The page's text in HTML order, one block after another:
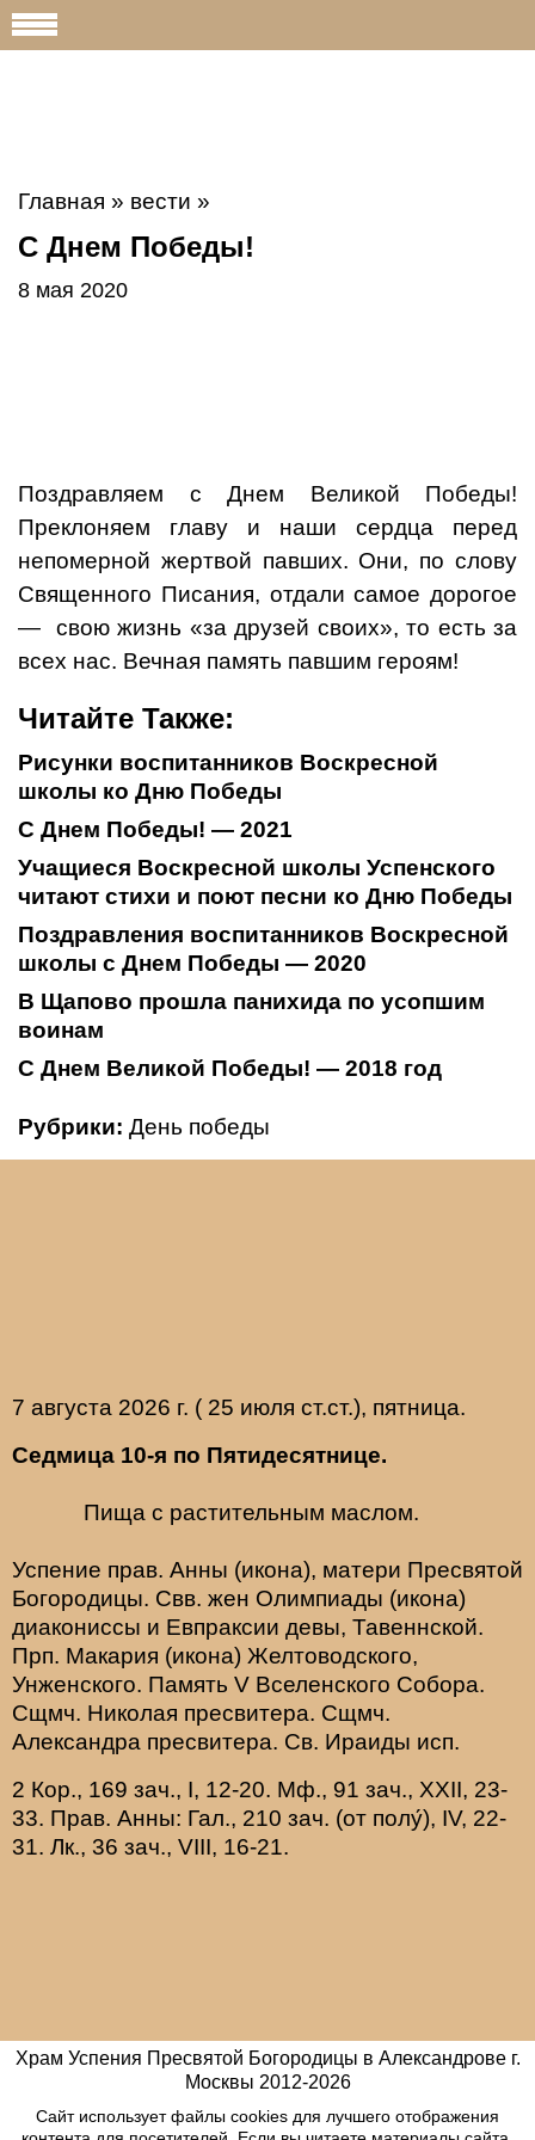
Главная » вести »
С Днем Победы!
8 мая 2020
Поздравляем с Днем Великой Победы!
Преклоняем главу и наши сердца перед
непомерной жертвой павших. Они, по слову
Священного Писания, отдали самое дорогое
— свою жизнь «за друзей своих», то есть за
всех нас. Вечная память павшим героям!
Читайте Также:
Рисунки воспитанников Воскресной
школы ко Дню Победы
С Днем Победы! — 2021
Учащиеся Воскресной школы Успенского
читают стихи и поют песни ко Дню Победы
Поздравления воспитанников Воскресной
школы с Днем Победы — 2020
В Щапово прошла панихида по усопшим
воинам
С Днем Великой Победы! — 2018 год
Рубрики: День победы
7 августа 2026 г. ( 25 июля ст.ст.), пятница.
Седмица 10-я по Пятидесятнице.
Пища с растительным маслом.
Успение прав. Анны (икона), матери Пресвятой
Богородицы. Свв. жен Олимпиады (икона)
диакониссы и Евпраксии девы, Тавеннской.
Прп. Макария (икона) Желтоводского,
Унженского. Память V Вселенского Собора.
Сщмч. Николая пресвитера. Сщмч.
Александра пресвитера. Св. Ираиды исп.
2 Кор., 169 зач., I, 12-20. Мф., 91 зач., XXII, 23-
33. Прав. Анны: Гал., 210 зач. (от полу́), IV, 22-
31. Лк., 36 зач., VIII, 16-21.
Храм Успения Пресвятой Богородицы в Александрове г.
Москвы 2012-2026
Сайт использует файлы cookies для лучшего отображения